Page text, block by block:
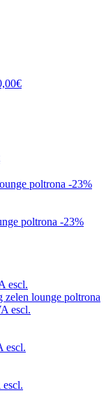
-23%
-23%
escl.
escl.
escl.